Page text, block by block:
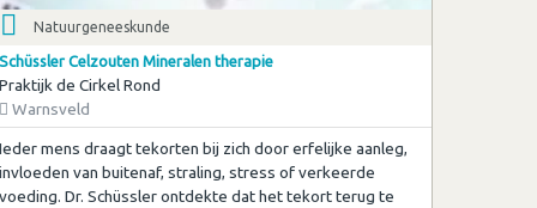
Natuurgeneeskunde
Schüssler Celzouten Mineralen therapie
Praktijk de Cirkel Rond
Warnsveld
Ieder mens draagt tekorten bij zich door erfelijke aanleg,
invloeden van buitenaf, straling, stress of verkeerde
voeding. Dr. Schüssler ontdekte dat het tekort terug te